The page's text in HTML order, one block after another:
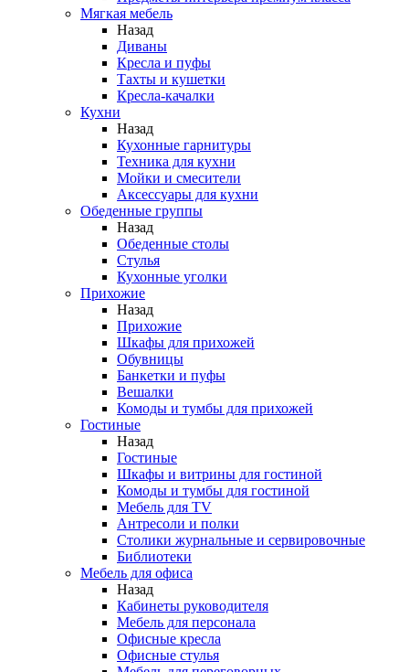
Мягкая мебель
Назад
Диваны
Кресла и пуфы
Тахты и кушетки
Кресла-качалки
Кухни
Назад
Кухонные гарнитуры
Техника для кухни
Мойки и смесители
Аксессуары для кухни
Обеденные группы
Назад
Обеденные столы
Стулья
Кухонные уголки
Прихожие
Назад
Прихожие
Шкафы для прихожей
Обувницы
Банкетки и пуфы
Вешалки
Комоды и тумбы для прихожей
Гостиные
Назад
Гостиные
Шкафы и витрины для гостиной
Комоды и тумбы для гостиной
Мебель для TV
Антресоли и полки
Столики журнальные и сервировочные
Библиотеки
Мебель для офиса
Назад
Кабинеты руководителя
Мебель для персонала
Офисные кресла
Офисные стулья